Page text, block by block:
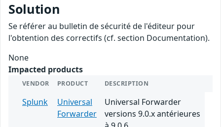
Solution
Se référer au bulletin de sécurité de l'éditeur pour
l'obtention des correctifs (cf. section Documentation).
None
Impacted products
VENDOR PRODUCT DESCRIPTION
Splunk
Universal
Forwarder
Universal Forwarder
versions 9.0.x antérieures